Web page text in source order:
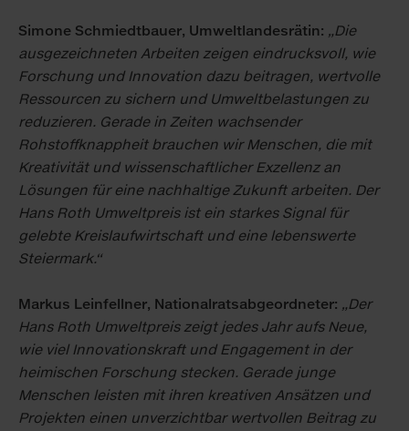
Simone Schmiedtbauer, Umweltlandesrätin: „Die
ausgezeichneten Arbeiten zeigen eindrucksvoll, wie
Forschung und Innovation dazu beitragen, wertvolle
Ressourcen zu sichern und Umweltbelastungen zu
reduzieren. Gerade in Zeiten wachsender
Rohstoffknappheit brauchen wir Menschen, die mit
Kreativität und wissenschaftlicher Exzellenz an
Lösungen für eine nachhaltige Zukunft arbeiten. Der
Hans Roth Umweltpreis ist ein starkes Signal für
gelebte Kreislaufwirtschaft und eine lebenswerte
Steiermark.“
Markus Leinfellner, Nationalratsabgeordneter: „Der
Hans Roth Umweltpreis zeigt jedes Jahr aufs Neue,
wie viel Innovationskraft und Engagement in der
heimischen Forschung stecken. Gerade junge
Menschen leisten mit ihren kreativen Ansätzen und
Projekten einen unverzichtbar wertvollen Beitrag zu